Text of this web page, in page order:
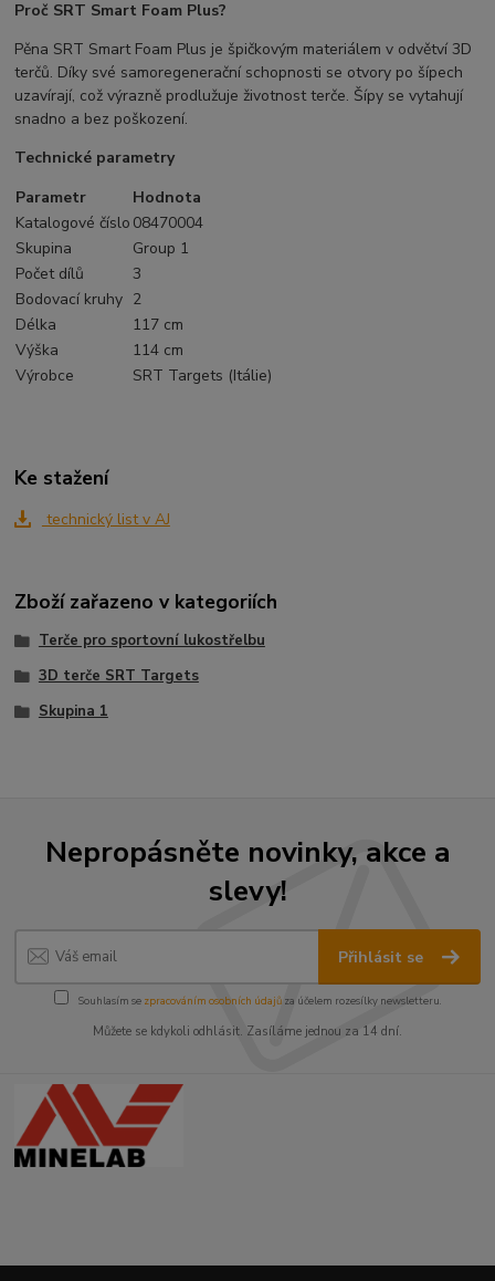
Proč SRT Smart Foam Plus?
Pěna SRT Smart Foam Plus je špičkovým materiálem v odvětví 3D
terčů. Díky své samoregenerační schopnosti se otvory po šípech
uzavírají, což výrazně prodlužuje životnost terče. Šípy se vytahují
snadno a bez poškození.
Technické parametry
Parametr
Hodnota
Katalogové číslo 08470004
Skupina
Group 1
Počet dílů
3
Bodovací kruhy 2
Délka
117 cm
Výška
114 cm
Výrobce
SRT Targets (Itálie)
Ke stažení
technický list v AJ
Zboží zařazeno v kategoriích
Terče pro sportovní lukostřelbu
3D terče SRT Targets
Skupina 1
Nepropásněte novinky, akce a
slevy!
Přihlásit se
Souhlasím se zpracováním osobních údajůza účelem rozesílky newsletteru.
Můžete se kdykoli odhlásit. Zasíláme jednou za 14 dní.